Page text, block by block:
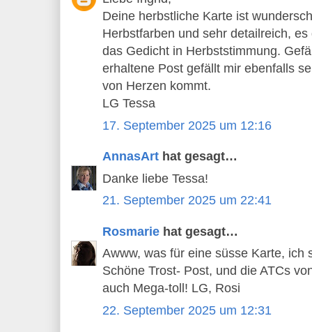
Deine herbstliche Karte ist
Herbstfarben und sehr detailreich,
das Gedicht in Herbststimmung.
erhaltene Post gefällt mir ebenfalls
von Herzen kommt.
LG Tessa
17. September 2025 um 12:16
AnnasArt hat gesagt…
Danke liebe Tessa!
21. September 2025 um 22:41
Rosmarie hat gesagt…
Awww, was für eine süsse Karte, ich
Schöne Trost- Post, und die ATCs
auch Mega-toll! LG, Rosi
22. September 2025 um 12:31